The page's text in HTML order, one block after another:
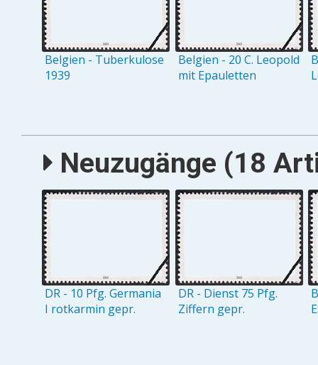
Belgien - Tuberkulose
1939
Belgien - 20 C. Leopold
mit Epauletten
Neuzugänge (18
DR - 10 Pfg. Germania
I rotkarmin gepr.
DR - Dienst 75 Pfg.
Ziffern gepr.